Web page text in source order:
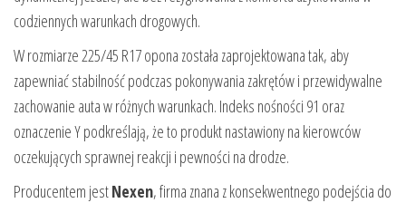
codziennych warunkach drogowych.
W rozmiarze 225/45 R17 opona została zaprojektowana tak, aby
zapewniać stabilność podczas pokonywania zakrętów i przewidywalne
zachowanie auta w różnych warunkach. Indeks nośności 91 oraz
oznaczenie Y podkreślają, że to produkt nastawiony na kierowców
oczekujących sprawnej reakcji i pewności na drodze.
Producentem jestNexen, firma znana z konsekwentnego podejścia do